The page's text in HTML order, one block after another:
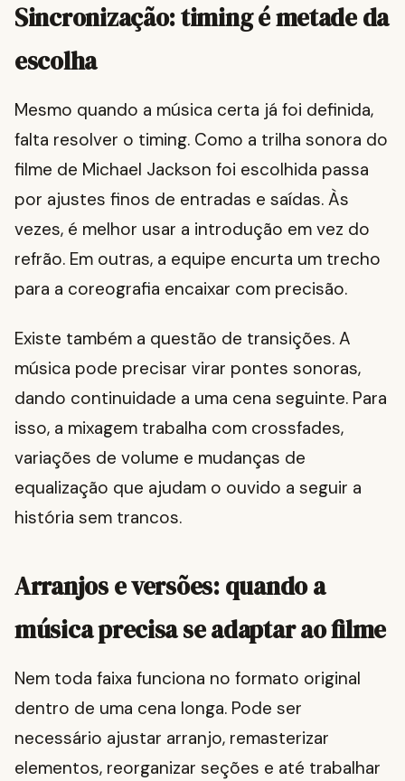
Sincronização: timing é metade da
escolha
Mesmo quando a música certa já foi definida,
falta resolver o timing. Como a trilha sonora do
filme de Michael Jackson foi escolhida passa
por ajustes finos de entradas e saídas. Às
vezes, é melhor usar a introdução em vez do
refrão. Em outras, a equipe encurta um trecho
para a coreografia encaixar com precisão.
Existe também a questão de transições. A
música pode precisar virar pontes sonoras,
dando continuidade a uma cena seguinte. Para
isso, a mixagem trabalha com crossfades,
variações de volume e mudanças de
equalização que ajudam o ouvido a seguir a
história sem trancos.
Arranjos e versões: quando a
música precisa se adaptar ao filme
Nem toda faixa funciona no formato original
dentro de uma cena longa. Pode ser
necessário ajustar arranjo, remasterizar
elementos, reorganizar seções e até trabalhar